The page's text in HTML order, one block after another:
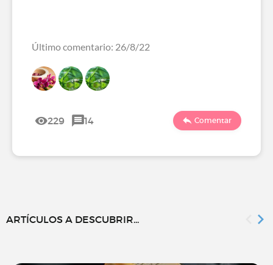
Último comentario: 26/8/22
229 14 Comentar
ARTÍCULOS A DESCUBRIR...